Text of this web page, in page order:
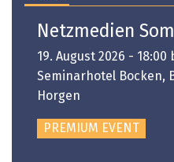
Netzmedien
19. August 2026 - 18:00
Seminarhotel Bocken,
Horgen
PREMIUM EVENT